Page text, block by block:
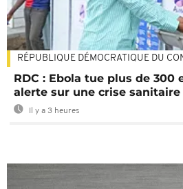
RÉPUBLIQUE DÉMOCRATIQUE DU
RDC : Ebola tue plus de 300
alerte sur une crise
Il y a 3 heures